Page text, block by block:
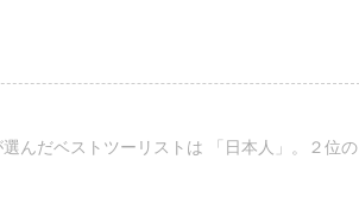
んだベストツーリストは 「日本人」。２位の